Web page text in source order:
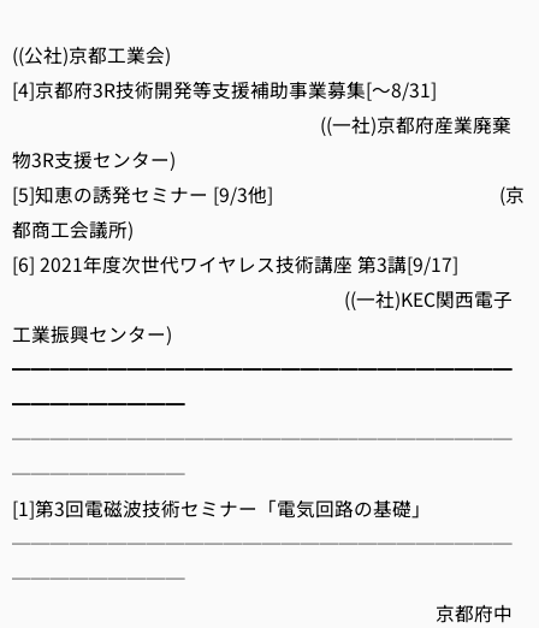
((公社)京都工業会)
[4]京都府3R技術開発等支援補助事業募集[～8/31]
((一社)京都府産業廃棄
物3R支援センター)
[5]知恵の誘発セミナー [9/3他] (京
都商工会議所)
[6] 2021年度次世代ワイヤレス技術講座 第3講[9/17]
((一社)KEC関西電子
工業振興センター)
━━━━━━━━━━━━━━━━━━━━━━━━━━
━━━━━━━━━
──────────────────────────
─────────
[1]第3回電磁波技術セミナー「電気回路の基礎」
──────────────────────────
─────────
京都府中